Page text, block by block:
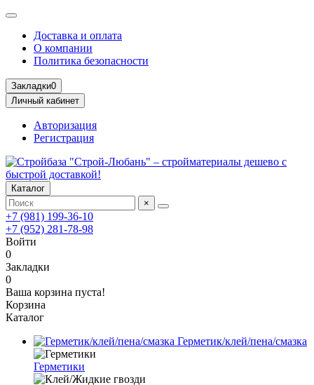
Доставка и оплата
О компании
Политика безопасности
Закладки0
Личный кабинет
Авторизация
Регистрация
Каталог
×
+7 (981) 199-36-10
+7 (952) 281-78-98
Войти
0
Закладки
0
Ваша корзина пуста!
Корзина
Каталог
Герметик/клей/пена/смазка
Герметики